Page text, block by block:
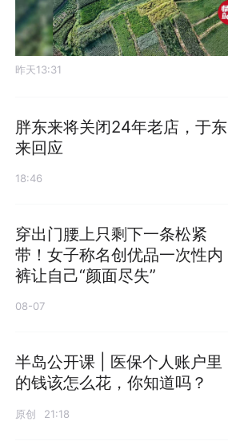
昨天13:31
胖东来将关闭24年老店，于东
来回应
18:46
穿出门腰上只剩下一条松紧
带！女子称名创优品一次性内
裤让自己“颜面尽失”
08-07
半岛公开课 | 医保个人账户里
的钱该怎么花，你知道吗？
原创 21:18